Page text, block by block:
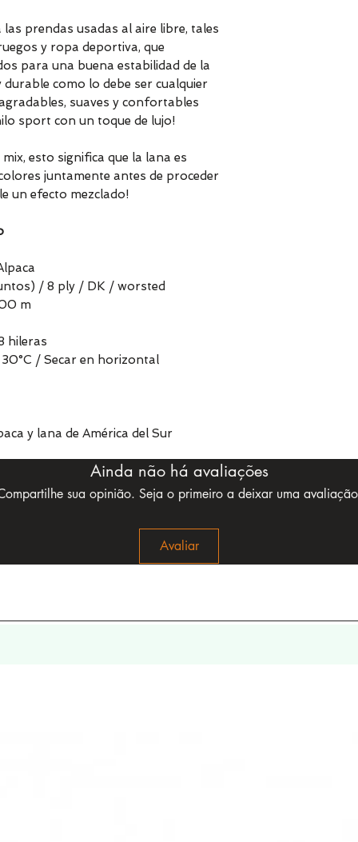
prendas usadas al aire libre, tales
y ropa deportiva, que
para una buena estabilidad de la
como lo debe ser cualquier
suaves y confortables
sport con un toque de lujo!
esto significa que la lana es
juntamente antes de proceder
un efecto mezclado!
/ 8 ply / DK / worsted
m
hileras
/ Secar en horizontal
y lana de América del Sur
Ainda não há avaliações
sua opinião. Seja o primeiro a deixar uma
Avaliar